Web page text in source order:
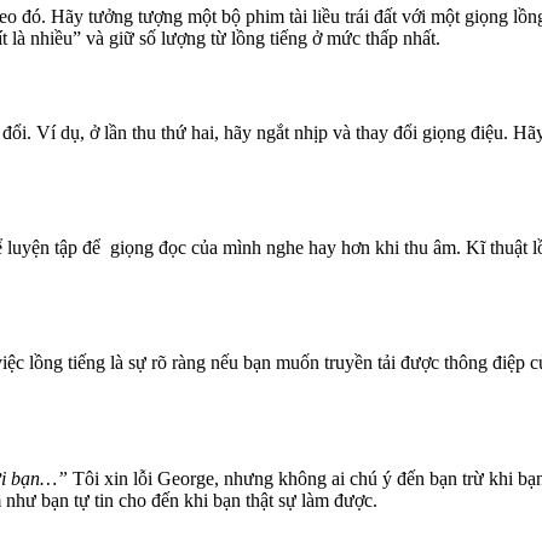
đó. Hãy tưởng tượng một bộ phim tài liều trái đất với một giọng
nhiều” và giữ số lượng từ lồng tiếng ở mức thấp nhất.
Ví dụ, ở lần thu thứ hai, hãy ngắt nhịp và thay đổi giọng điệu.
tập để giọng đọc của mình nghe hay hơn khi thu âm. Kĩ thuật
lồng tiếng là sự rõ ràng nếu bạn muốn truyền tải được thông điệp
bạn…” Tôi xin lỗi George, nhưng không ai chú ý đến bạn trừ khi
bạn tự tin cho đến khi bạn thật sự làm được.